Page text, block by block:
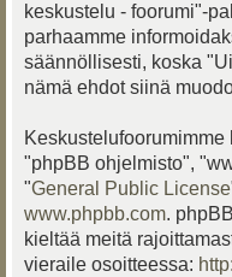
keskustelu - foorumi"-
parhaamme
säännöllisesti, koska
nämä ehdot siinä
"phpBB ohjelmisto",
"General Public License
www.phpbb.com.
kieltää meitä
vieraile osoitteessa: